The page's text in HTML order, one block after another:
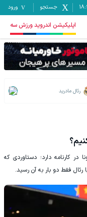
جستجو ورود
اپلیکیشن اندروید ورزش سه
رئال مادرید
با بارسلونا در کارنامه دارد؛ دستاوردی که